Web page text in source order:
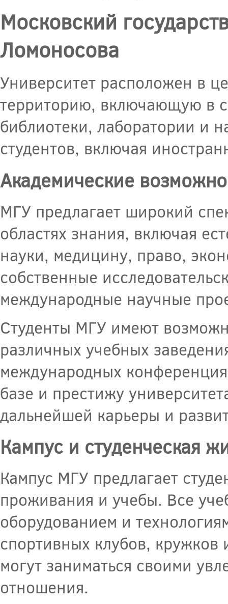
Московский
Ломоносова
Университет расположен в
территорию, включающую в
библиотеки, лаборатории и
студентов, включая
Академические
МГУ предлагает широкий
областях знания, включая
науки, медицину, право,
собственные
международные научные
Студенты МГУ имеют
различных учебных
международных
базе и престижу
дальнейшей карьеры и
Кампус и студенческая
Кампус МГУ предлагает
проживания и учебы. Все
оборудованием и
спортивных клубов, кружков
могут заниматься своими
отношения.